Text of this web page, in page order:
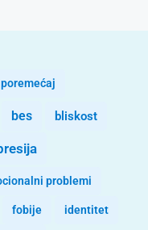
bes bliskost
problemi
fobije identitet